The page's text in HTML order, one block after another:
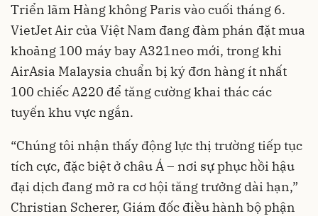
Triển lãm Hàng không Paris vào cuối tháng 6.
VietJet Air của Việt Nam đang đàm phán đặt mua
khoảng 100 máy bay A321neo mới, trong khi
AirAsia Malaysia chuẩn bị ký đơn hàng ít nhất
100 chiếc A220 để tăng cường khai thác các
tuyến khu vực ngắn.
“Chúng tôi nhận thấy động lực thị trường tiếp tục
tích cực, đặc biệt ở châu Á – nơi sự phục hồi hậu
đại dịch đang mở ra cơ hội tăng trưởng dài hạn,”
Christian Scherer, Giám đốc điều hành bộ phận